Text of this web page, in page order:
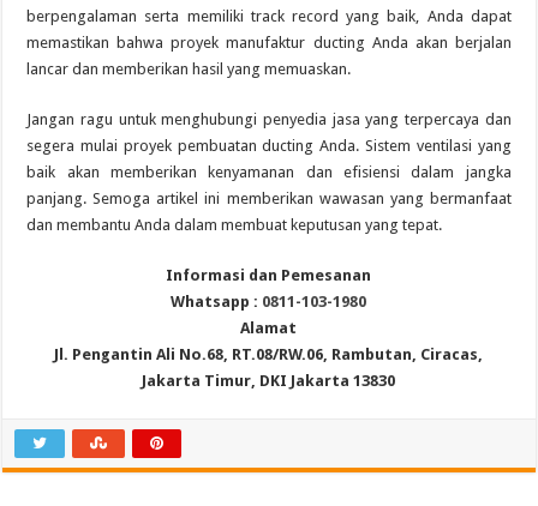
berpengalaman serta memiliki track record yang baik, Anda dapat
memastikan bahwa proyek manufaktur ducting Anda akan berjalan
lancar dan memberikan hasil yang memuaskan.
Jangan ragu untuk menghubungi penyedia jasa yang terpercaya dan
segera mulai proyek pembuatan ducting Anda. Sistem ventilasi yang
baik akan memberikan kenyamanan dan efisiensi dalam jangka
panjang. Semoga artikel ini memberikan wawasan yang bermanfaat
dan membantu Anda dalam membuat keputusan yang tepat.
Informasi dan Pemesanan
Whatsapp : 0811-103-1980
Alamat
Jl. Pengantin Ali No.68, RT.08/RW.06, Rambutan, Ciracas,
Jakarta Timur, DKI Jakarta 13830